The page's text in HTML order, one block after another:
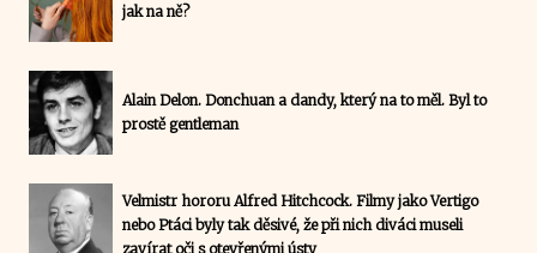
jak na ně?
Alain Delon. Donchuan a dandy, který na to měl. Byl to
prostě gentleman
Velmistr hororu Alfred Hitchcock. Filmy jako Vertigo
nebo Ptáci byly tak děsivé, že při nich diváci museli
zavírat oči s otevřenými ústy